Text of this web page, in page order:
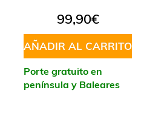
99,90€
AÑADIR AL CARRITO
Porte gratuito en
península y Baleares